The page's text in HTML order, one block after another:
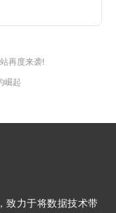
再度来袭!
崛起
致力于将数据技术带